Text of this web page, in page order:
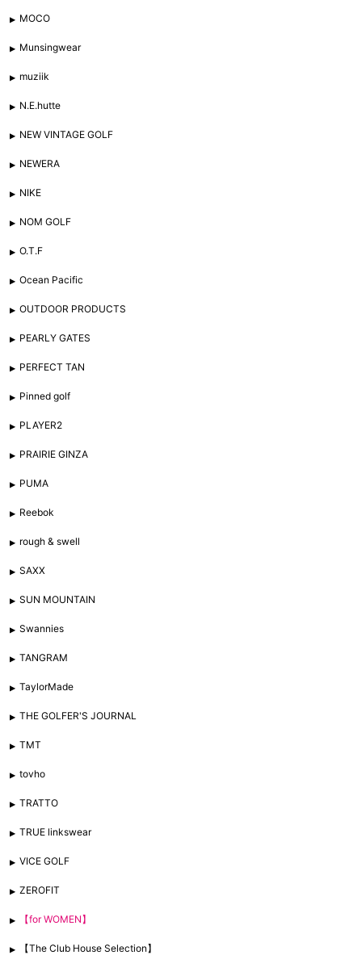
MOCO
Munsingwear
muziik
N.E.hutte
NEW VINTAGE GOLF
NEWERA
NIKE
NOM GOLF
O.T.F
Ocean Pacific
OUTDOOR PRODUCTS
PEARLY GATES
PERFECT TAN
Pinned golf
PLAYER2
PRAIRIE GINZA
PUMA
Reebok
rough & swell
SAXX
SUN MOUNTAIN
Swannies
TANGRAM
TaylorMade
THE GOLFER'S JOURNAL
TMT
tovho
TRATTO
TRUE linkswear
VICE GOLF
ZEROFIT
【for WOMEN】
【The Club House Selection】